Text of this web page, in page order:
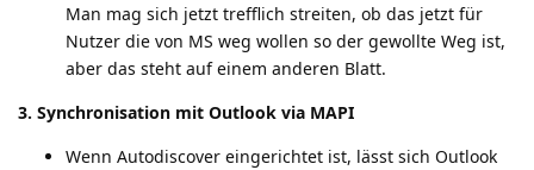
Man mag sich jetzt trefflich streiten, ob das jetzt für
Nutzer die von MS weg wollen so der gewollte Weg ist,
aber das steht auf einem anderen Blatt.
3. Synchronisation mit Outlook via MAPI
Wenn Autodiscover eingerichtet ist, lässt sich Outlook